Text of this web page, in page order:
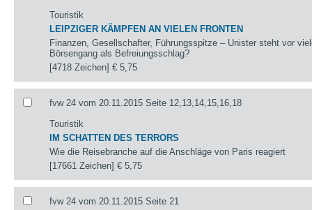
Touristik
LEIPZIGER KÄMPFEN AN VIELEN FRONTEN
Finanzen, Gesellschafter, Führungsspitze – Unister steht vor
Börsengang als Befreiungsschlag?
[4718 Zeichen]€ 5,75
fvw 24 vom 20.11.2015 Seite 12,13,14,15,16,18
Touristik
IM SCHATTEN DES TERRORS
Wie die Reisebranche auf die Anschläge von Paris reagiert
[17661 Zeichen]€ 5,75
fvw 24 vom 20.11.2015 Seite 21